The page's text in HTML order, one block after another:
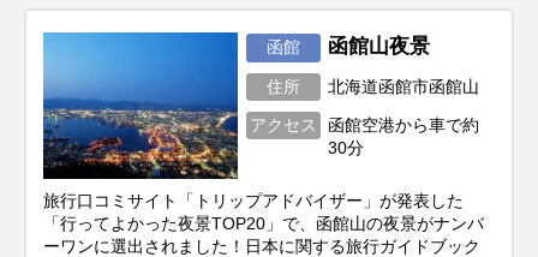
函館 函館山夜景
住所 北海道函館市函館山
アクセス
函館空港から車で約
30分
旅行口コミサイト「トリップアドバイザー」が発表した
「行ってよかった夜景TOP20」で、函館山の夜景がナンバ
ーワンに選出されました！日本に関する旅行ガイドブック